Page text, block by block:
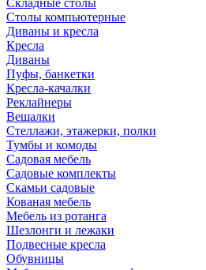
Складные столы
Столы компьютерные
Диваны и кресла
Кресла
Диваны
Пуфы, банкетки
Кресла-качалки
Реклайнеры
Вешалки
Стеллажи, этажерки, полки
Тумбы и комоды
Садовая мебель
Садовые комплекты
Скамьи садовые
Кованая мебель
Мебель из ротанга
Шезлонги и лежаки
Подвесные кресла
Обувницы